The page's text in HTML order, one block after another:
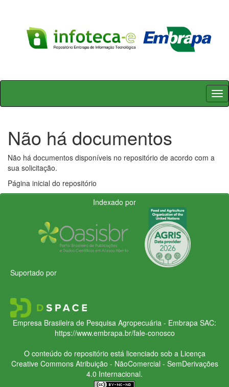
Skip
Não há documentos
Não há documentos disponíveis no repositório de acordo com a
sua solicitação.
Página inicial do repositório
Indexado por
Suportado por
Empresa Brasileira de Pesquisa Agropecuária - Embrapa SAC:
https://www.embrapa.br/fale-conosco
O conteúdo do repositório está licenciado sob a Licença
Creative CommonsAtribuição - NãoComercial - SemDerivações
4.0 Internacional.